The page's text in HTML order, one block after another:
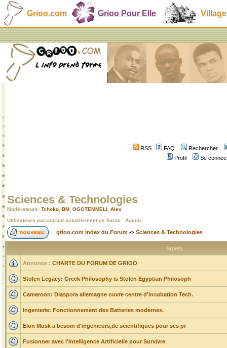
Grioo.com Grioo Pour Elle Village
RSS FAQ
Rechercher
Profil
Se
Sciences & Technologies
Modérateurs: Tchoko BM OGOTEMMELI Alex
Utilisateurs parcourant actuellement ce forum : Aucun
grioo.com Index du Forum -> Sciences & Technologies
Sujets
Annonce : CHARTE DU FORUM DE GRIOO
Stolen Legacy: Greek Philosophy is Stolen Egyptian Philosoph
Cameroon: Diaspora allemagne ouvre centre d'incubation Tech.
Ingenierie: Fonctionnement des Batteries modernes.
Elon Musk a besoin d'ingenieurs,de scientifiques pour ses pr
Fusionner avec l'Intelligence Artificielle pour Survivre